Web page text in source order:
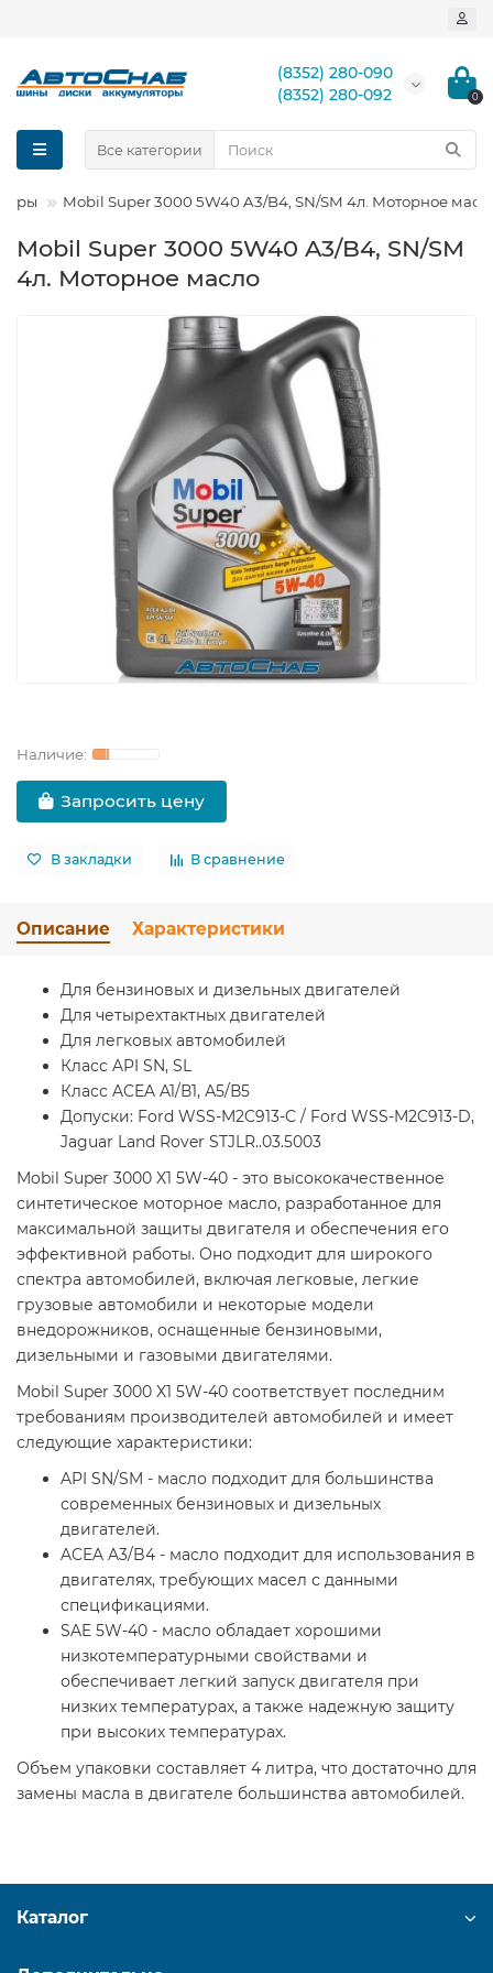
(8352) 280-090
(8352) 280-092
0
Все категории
Mobil Super 3000 5W40 A3/B4, SN/SM 4л. Моторное
Mobil Super 3000 5W40 A3/B4, SN/SM
4л. Моторное масло
Запросить цену
В закладки В сравнение
Описание Характеристики
Для бензиновых и дизельных двигателей
Для четырехтактных двигателей
Для легковых автомобилей
Класс API SN, SL
Класс ACEA A1/В1, А5/В5
Допуски: Ford WSS-M2C913-C / Ford WSS-M2C913-D,
Jaguar Land Rover STJLR..03.5003
Mobil Super 3000 X1 5W-40 - это высококачественное
синтетическое моторное масло, разработанное для
максимальной защиты двигателя и обеспечения его
эффективной работы. Оно подходит для широкого
спектра автомобилей, включая легковые, легкие
грузовые автомобили и некоторые модели
внедорожников, оснащенные бензиновыми,
дизельными и газовыми двигателями.
Mobil Super 3000 X1 5W-40 соответствует последним
требованиям производителей автомобилей и имеет
следующие характеристики:
API SN/SM - масло подходит для большинства
современных бензиновых и дизельных
двигателей.
ACEA A3/B4 - масло подходит для использования в
двигателях, требующих масел с данными
спецификациями.
SAE 5W-40 - масло обладает хорошими
низкотемпературными свойствами и
обеспечивает легкий запуск двигателя при
низких температурах, а также надежную защиту
при высоких температурах.
Объем упаковки составляет 4 литра, что достаточно для
замены масла в двигателе большинства автомобилей.
Каталог